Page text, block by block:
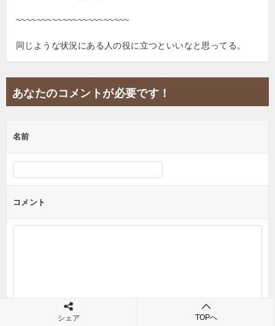
~~~~~~~~~~~~~~~~~~~~~~
同じような状況にある人の役に立つといいなと思ってる。
あなたのコメントが必要です！
名前
コメント
シェア TOPへ